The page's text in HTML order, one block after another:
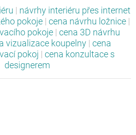
návrhy interiéru přes internet
pokoje cena návrhu ložnice
pokoje
cena 3D návrhu
vizualizace koupelny
cena
pokoj
cena konzultace s
designerem